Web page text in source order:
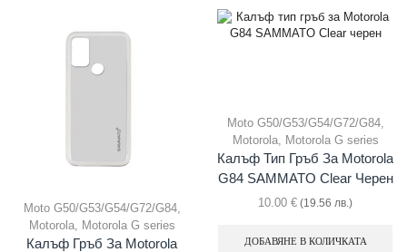
Moto G50/G53/G54/G72/G84,
Motorola, Motorola G series
Калъф Гръб За Motorola
Moto G50/G53/G54/G72/G84,
Motorola, Motorola G series
Калъф Тип Гръб За Motorola
G84 SAMMATO Clear Черен
10.00 € (19.56 лв.)
ДОБАВЯНЕ В КОЛИЧКАТА